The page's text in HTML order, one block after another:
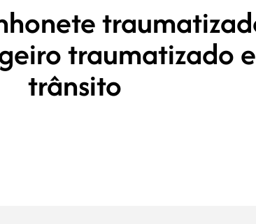
traumatizado
trânsito